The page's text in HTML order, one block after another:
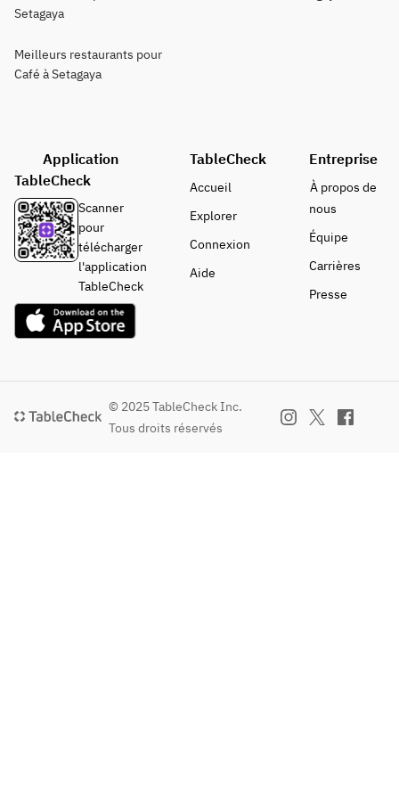
Setagaya
Meilleurs restaurants pour
Café à Setagaya
Application
TableCheck
Scanner
pour
télécharger
l'application
TableCheck
TableCheck
Accueil
Explorer
Connexion
Aide
Entreprise
À propos de
nous
Équipe
Carrières
Presse
© 2025 TableCheck Inc.
Tous droits réservés